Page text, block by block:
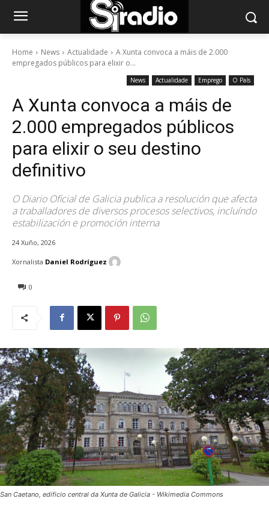
Home News Actualidade
A Xunta convoca a máis de 2.000
empregados públicos para elixir o...
News Actualidade Emprego O País
A Xunta convoca a máis de
2.000 empregados públicos
para elixir o seu destino
definitivo
O Diario Oficial de Galicia publica a resolución que afecta
a traballadores de diversos procesos selectivos, incluíndo
estabilización e promoción interna
24 Xuño, 2026
0
Xornalista Daniel Rodríguez
San Caetano, edificio central da Xunta de Galicia - Wikimedia Commons